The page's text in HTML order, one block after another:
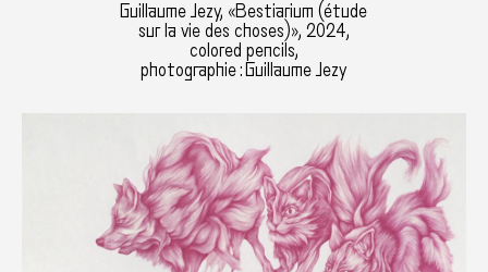
Guillaume Jezy, «Bestiarium (étude
sur la vie des choses)», 2024,
colored pencils,
photographie : Guillaume Jezy